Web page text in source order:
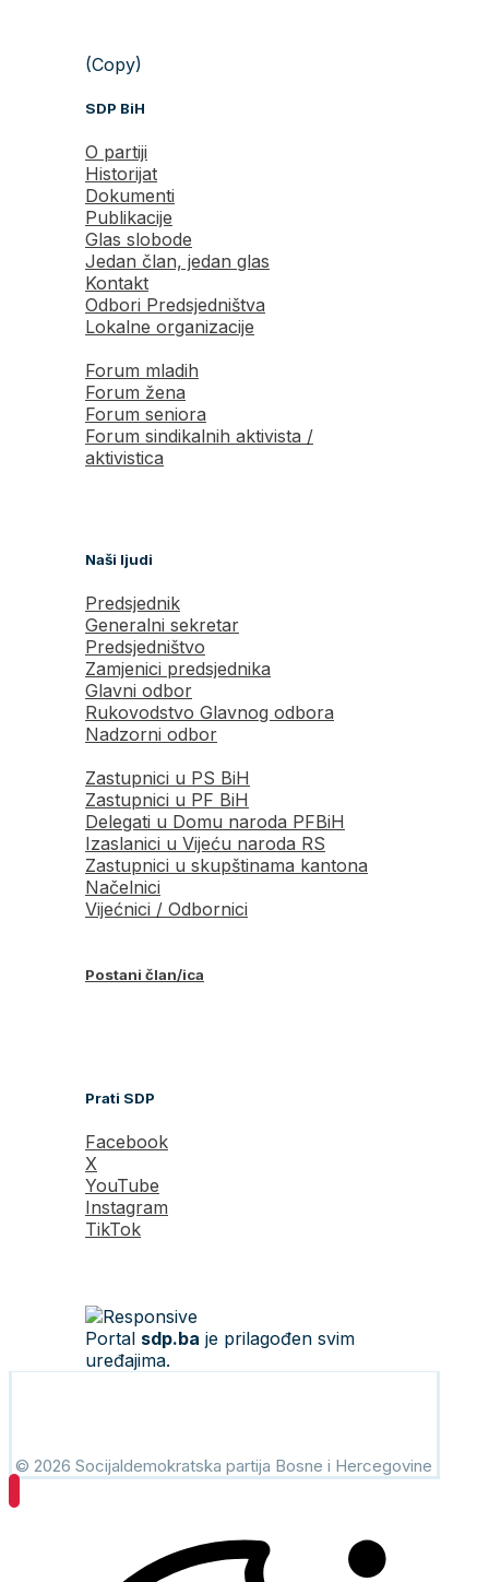
(Copy)
SDP BiH
O partiji
Historijat
Dokumenti
Publikacije
Glas slobode
Jedan član, jedan glas
Kontakt
Odbori Predsjedništva
Lokalne organizacije
Forum mladih
Forum žena
Forum seniora
Forum sindikalnih aktivista /
aktivistica
Naši ljudi
Predsjednik
Generalni sekretar
Predsjedništvo
Zamjenici predsjednika
Glavni odbor
Rukovodstvo Glavnog odbora
Nadzorni odbor
Zastupnici u PS BiH
Zastupnici u PF BiH
Delegati u Domu naroda PFBiH
Izaslanici u Vijeću naroda RS
Zastupnici u skupštinama kantona
Načelnici
Vijećnici / Odbornici
Postani član/ica
Prati SDP
Facebook
X
YouTube
Instagram
TikTok
Portal sdp.ba je prilagođen svim
uređajima.
© 2026 Socijaldemokratska partija Bosne i Hercegovine